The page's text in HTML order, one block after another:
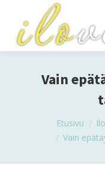
Vain
You are here:
Etusivu
Vain